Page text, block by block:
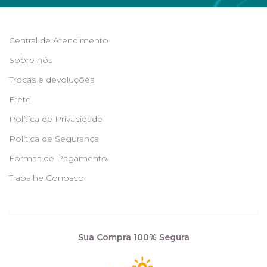
Central de Atendimento
Sobre nós
Trocas e devoluções
Frete
Política de Privacidade
Política de Segurança
Formas de Pagamento
Trabalhe Conosco
Sua Compra 100% Segura